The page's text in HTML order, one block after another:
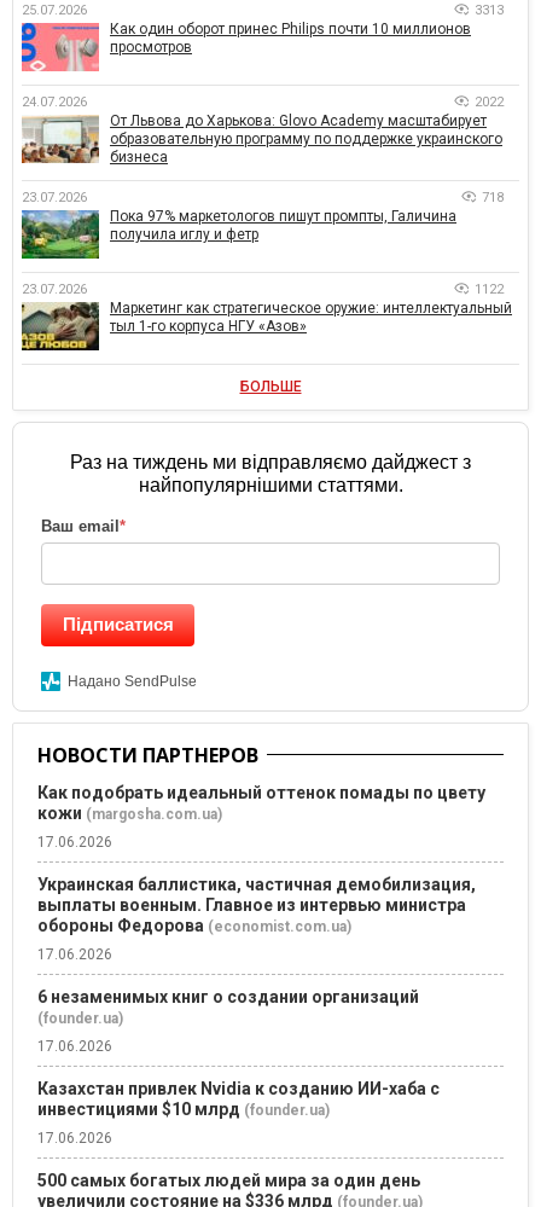
25.07.2026 3313
Как один оборот принес Philips почти 10 миллионов
просмотров
24.07.2026 2022
От Львова до Харькова: Glovo Academy масштабирует
образовательную программу по поддержке украинского
бизнеса
23.07.2026 718
Пока 97% маркетологов пишут промпты, Галичина
получила иглу и фетр
23.07.2026 1122
Маркетинг как стратегическое оружие: интеллектуальный
тыл 1-го корпуса НГУ «Азов»
БОЛЬШЕ
Раз на тиждень ми відправляємо дайджест з
найпопулярнішими статтями.
Ваш email *
Підписатися
Надано SendPulse
НОВОСТИ ПАРТНЕРОВ
Как подобрать идеальный оттенок помады по цвету
кожи (margosha.com.ua)
17.06.2026
Украинская баллистика, частичная демобилизация,
выплаты военным. Главное из интервью министра
обороны Федорова (economist.com.ua)
17.06.2026
6 незаменимых книг о создании организаций
(founder.ua)
17.06.2026
Казахстан привлек Nvidia к созданию ИИ-хаба с
инвестициями $10 млрд (founder.ua)
17.06.2026
500 самых богатых людей мира за один день
увеличили состояние на $336 млрд (founder.ua)